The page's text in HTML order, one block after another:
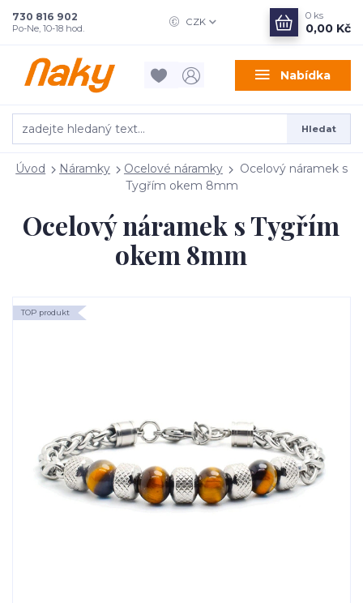
Nabídka
CZK
Hledat
730 816 902
Po-Ne, 10-18 hod.
0 ks
0,00 Kč
Úvod Náramky Ocelové náramky
Ocelový náramek s
Tygřím okem 8mm
Ocelový náramek s Tygřím
okem 8mm
TOP produkt